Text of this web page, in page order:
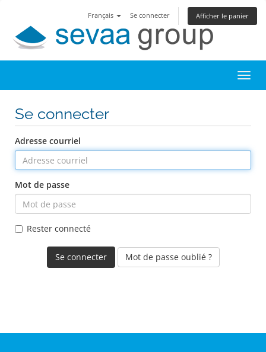
Français Se connecter Afficher le panier
Se connecter
Adresse courriel
Mot de passe
Rester connecté
Mot de passe oublié ?